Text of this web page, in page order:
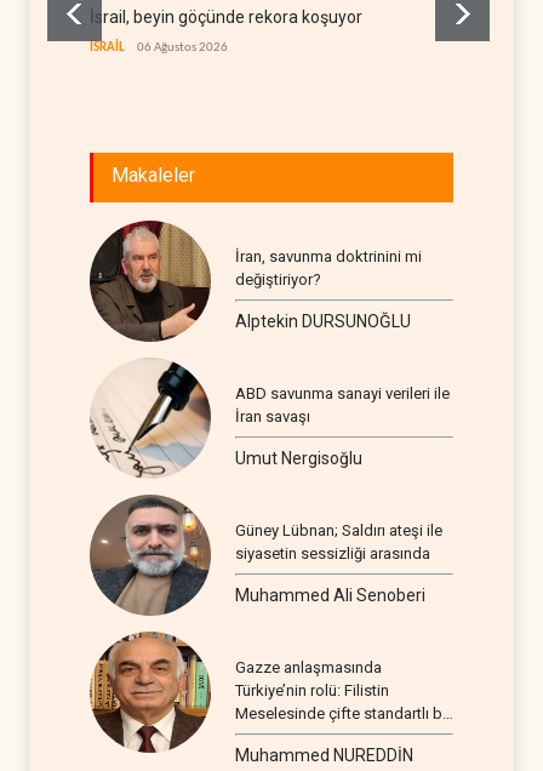
İsrail, beyin göçünde rekora koşuyor
İSRAİL 06 Ağustos 2026
Makaleler
İran, savunma doktrinini mi
değiştiriyor?
Alptekin DURSUNOĞLU
ABD savunma sanayi verileri ile
İran savaşı
Umut Nergisoğlu
Güney Lübnan; Saldırı ateşi ile
siyasetin sessizliği arasında
Muhammed Ali Senoberi
Gazze anlaşmasında
Türkiye’nin rolü: Filistin
Meselesinde çifte standartlı bir
seyir
Muhammed NUREDDİN